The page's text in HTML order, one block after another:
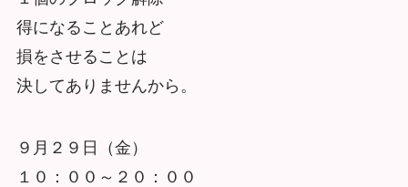
得になることあれど
損をさせることは
決してありませんから。
９月２９日（金）
１０：００～２０：００